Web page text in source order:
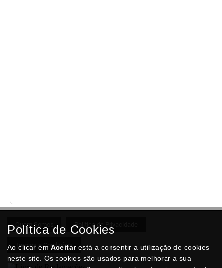
Quem Somos Politica de Privacidade
Termos e Condições
Política de Cookies
Ao clicar emAceitarestá a consentir a utilização de cookies
neste site. Os cookies são usados para melhorar a sua